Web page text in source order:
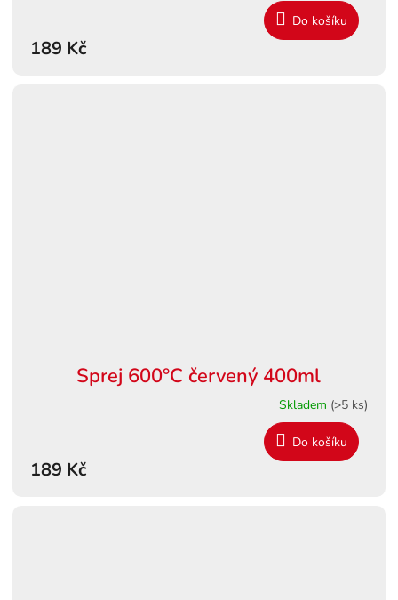
189 Kč
Do košíku
Sprej 600°C červený 400ml
Skladem (>5 ks)
189 Kč
Do košíku